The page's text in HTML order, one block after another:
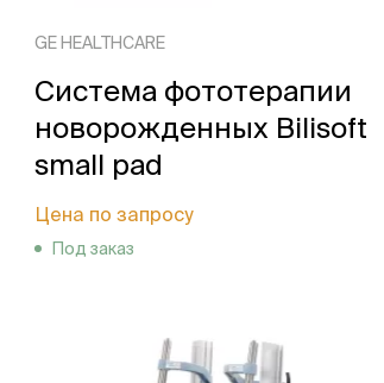
GE HEALTHCARE
Система фототерапии
новорожденных Bilisoft
small pad
Цена по запросу
Под заказ